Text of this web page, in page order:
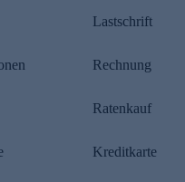
Lastschrift
Rechnung
Ratenkauf
Kreditkarte